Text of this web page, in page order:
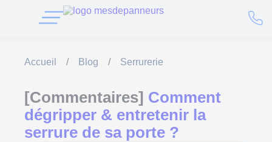
Accueil / Blog / Serrurerie
[Commentaires] Comment
dégripper & entretenir la
serrure de sa porte ?